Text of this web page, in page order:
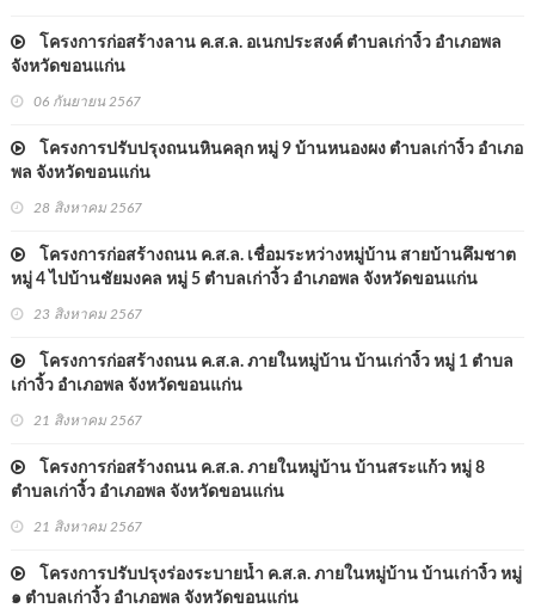
โครงการก่อสร้างลาน ค.ส.ล. อเนกประสงค์ ตำบลเก่างิ้ว อำเภอพล
จังหวัดขอนแก่น
06 กันยายน 2567
โครงการปรับปรุงถนนหินคลุก หมู่ 9 บ้านหนองผง ตำบลเก่างิ้ว อำเภอ
พล จังหวัดขอนแก่น
28 สิงหาคม 2567
โครงการก่อสร้างถนน ค.ส.ล. เชื่อมระหว่างหมู่บ้าน สายบ้านคึมชาต
หมู่ 4 ไปบ้านชัยมงคล หมู่ 5 ตำบลเก่างิ้ว อำเภอพล จังหวัดขอนแก่น
23 สิงหาคม 2567
โครงการก่อสร้างถนน ค.ส.ล. ภายในหมู่บ้าน บ้านเก่างิ้ว หมู่ 1 ตำบล
เก่างิ้ว อำเภอพล จังหวัดขอนแก่น
21 สิงหาคม 2567
โครงการก่อสร้างถนน ค.ส.ล. ภายในหมู่บ้าน บ้านสระแก้ว หมู่ 8
ตำบลเก่างิ้ว อำเภอพล จังหวัดขอนแก่น
21 สิงหาคม 2567
โครงการปรับปรุงร่องระบายน้ำ ค.ส.ล. ภายในหมู่บ้าน บ้านเก่างิ้ว หมู่
๑ ตำบลเก่างิ้ว อำเภอพล จังหวัดขอนแก่น